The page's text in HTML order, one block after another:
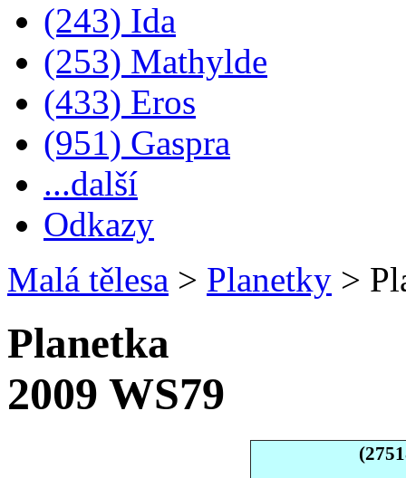
(243) Ida
(253) Mathylde
(433) Eros
(951) Gaspra
...další
Odkazy
Malá tělesa > Planetky >
Planetka
2009 WS79